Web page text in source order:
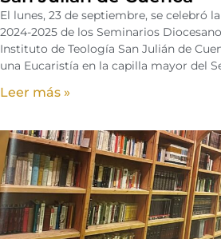
El lunes, 23 de septiembre, se celebró
2024-2025 de los Seminarios
Instituto de Teología San Julián de
una Eucaristía en la capilla mayor del
Leer más »